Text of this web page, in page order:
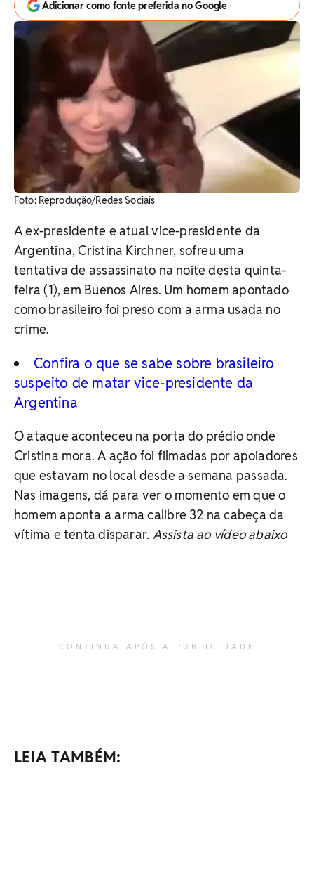
Adicionar como fonte preferida no Google
Foto: Reprodução/Redes Sociais
A ex-presidente e atual vice-presidente da
Argentina, Cristina Kirchner, sofreu uma
tentativa de assassinato na noite desta quinta-
feira (1), em Buenos Aires. Um homem apontado
como brasileiro foi preso com a arma usada no
crime.
Confira o que se sabe sobre brasileiro
suspeito de matar vice-presidente da
Argentina
O ataque aconteceu na porta do prédio onde
Cristina mora. A ação foi filmadas por apoiadores
que estavam no local desde a semana passada.
Nas imagens, dá para ver o momento em que o
homem aponta a arma calibre 32 na cabeça da
vítima e tenta disparar. Assista ao vídeo abaixo
CONTINUA APÓS A PUBLICIDADE
LEIA TAMBÉM: